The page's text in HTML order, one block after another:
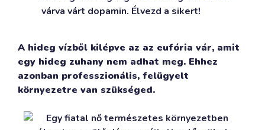
várva várt dopamin. Élvezd a sikert!
A hideg vízből kilépve az az eufória vár, amit
egy hideg zuhany nem adhat meg. Ehhez
azonban professzionális, felügyelt
környezetre van szükséged.